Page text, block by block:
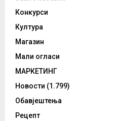
Конкурси
Култура
Магазин
Мали огласи
МАРКЕТИНГ
Новости (1.799)
Обавјештења
Рецепт